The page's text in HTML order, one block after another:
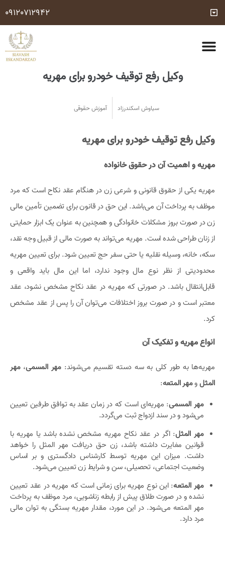
09120712942
وکیل رفع توقیف خودرو برای مهریه
سیاوش اسکندرزاد آموزش حقوقی
وکیل رفع توقیف خودرو برای مهریه
مهریه و اهمیت آن در حقوق خانواده
مهریه یکی از حقوق قانونی و شرعی زن در هنگام عقد نکاح است که مرد
موظف به پرداخت آن می‌باشد. این حق در قانون برای تضمین تأمین مالی
زن در صورت بروز مشکلات خانوادگی و همچنین به عنوان یک ابزار حمایتی
از زنان طراحی شده است. مهریه می‌تواند به صورت مالی از قبیل وجه نقد،
سکه، خانه، وسیله نقلیه یا حتی سفر حج تعیین شود. برای تعیین مهریه
محدودیتی از نظر نوع مال وجود ندارد، اما این مال باید واقعی و
قابل‌انتقال باشد. در صورتی که مهریه در عقد نکاح مشخص نشود، عقد
معتبر است و در صورت بروز اختلافات می‌توان آن را پس از عقد مشخص
کرد.
انواع مهریه و تفکیک آن
مهریه‌ها به طور کلی به سه دسته تقسیم می‌شوند:مهر المسمی،مهر
المثلومهر المتعه:
مهر المسمی: مهریه‌ای است که در زمان عقد به توافق طرفین تعیین
می‌شود و در سند ازدواج ثبت می‌گردد.
مهر المثل: اگر در عقد نکاح مهریه مشخص نشده باشد یا مهریه با
قوانین مغایرت داشته باشد، زن حق دریافت مهر المثل را خواهد
داشت. میزان این مهریه توسط کارشناس دادگستری و بر اساس
وضعیت اجتماعی، تحصیلی، سن و شرایط زن تعیین می‌شود.
مهر المتعه: این نوع مهریه برای زمانی است که مهریه در عقد تعیین
نشده و در صورت طلاق پیش از رابطه زناشویی، مرد موظف به پرداخت
مهر المتعه می‌شود. در این مورد، مقدار مهریه بستگی به توان مالی
مرد دارد.